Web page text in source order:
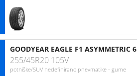
GOODYEAR EAGLE F1 ASYMMETRIC 6
255/45R20 105V
potniške/SUV nedefinirano pnevmatike - gume